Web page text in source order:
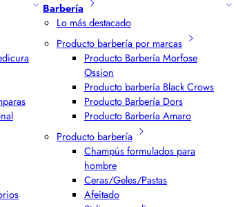
Barbería
Lo más destacado
Producto barbería por marcas
Producto Barbería Morfose
Ossion
Producto barbería Black Crows
Producto Barbería Dors
Producto Barbería Amaro
Producto barbería
Champús formulados para
hombre
Ceras/Geles/Pastas
Afeitado